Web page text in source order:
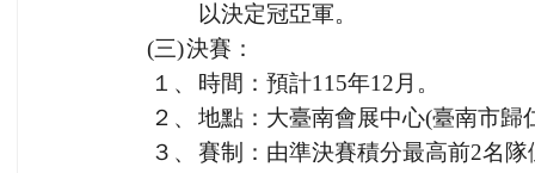
以決定冠亞軍。
(三)決賽：
１、
時間：預計115年12月。
２、 地點：大臺南會展中心(臺南市歸
３、 賽制：由準決賽積分最高前2名